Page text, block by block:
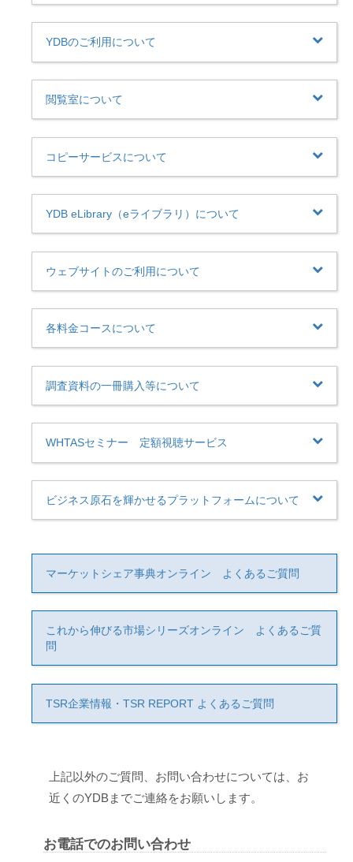
YDBのご利用について
閲覧室について
コピーサービスについて
YDB eLibrary（eライブラリ）について
ウェブサイトのご利用について
各料金コースについて
調査資料の一冊購入等について
WHTASセミナー 定額視聴サービス
ビジネス原石を輝かせるプラットフォームについて
マーケットシェア事典オンライン よくあるご質問
これから伸びる市場シリーズオンライン よくあるご質
問
TSR企業情報・TSR REPORT よくあるご質問
上記以外のご質問、お問い合わせについては、お
近くのYDBまでご連絡をお願いします。
お電話でのお問い合わせ